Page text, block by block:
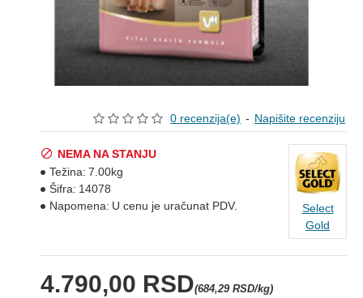
0 recenzija(e) - Napišite recenziju
4.790,00 RSD(684,29 RSD/kg)
NEMA NA STANJU
Težina: 7.00kg
Šifra: 14078
Napomena: U cenu je uračunat PDV.
Select
Gold